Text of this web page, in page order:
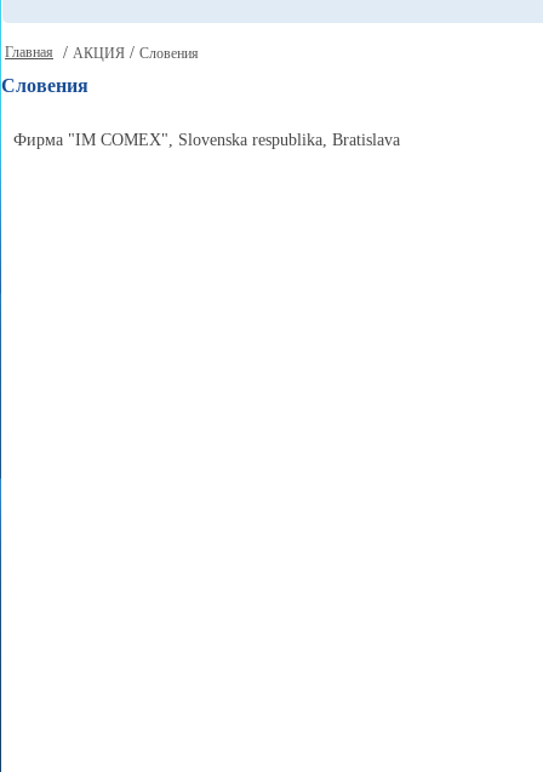
Главная / АКЦИЯ / Словения
Словения
Фирма "IM COMEX", Slovenska respublika, Bratislava